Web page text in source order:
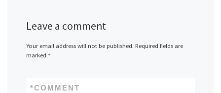
Leave a comment
Your email address will not be published. Required fields are
marked *
COMMENT
*